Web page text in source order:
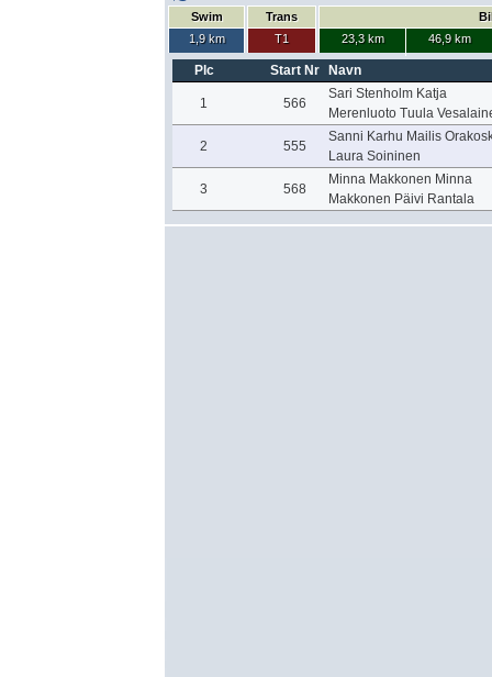
Swim
1,9 km
Trans
T1
23,3 km
46,9 km
Plc Start Nr Navn
1 566
Sari Stenholm Katja
Merenluoto Tuula
2 555
Sanni Karhu Mailis
Laura Soininen
3 568
Minna Makkonen Minna
Makkonen Päivi Rantala